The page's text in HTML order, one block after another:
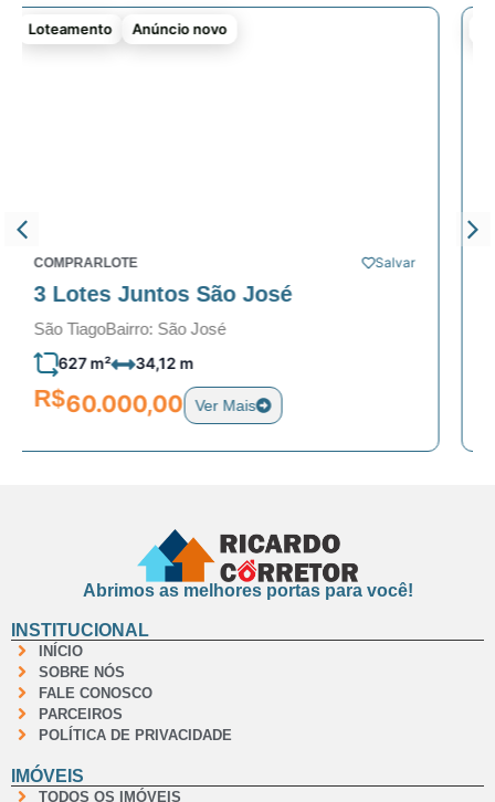
Salvar
Loteamento
COMPRAR
Lote no Juca Mariano
São TiagoBairro: Juca Mariano
200 m²
R$59.000,00
Abrimos as melhores portas para você!
INSTITUCIONAL
INÍCIO
SOBRE NÓS
FALE CONOSCO
PARCEIROS
POLÍTICA DE PRIVACIDADE
IMÓVEIS
TODOS OS IMÓVEIS